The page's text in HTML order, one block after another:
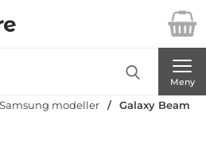
Danira Telecom AB
Meny
modeller Galaxy Beam